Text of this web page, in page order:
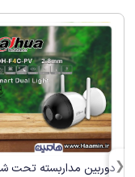
دوربین مداربسته تحت